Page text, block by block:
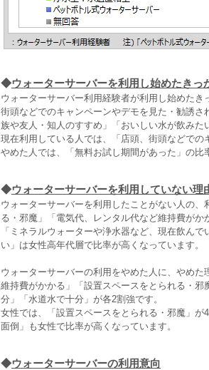
◆ウォーターサーバーを利用し始めたきっ
ウォーターサーバー利用経験者が利用し始めた
街頭などでのキャンペーンやデモを見た・勧誘
族や友人・知人のすすめ」「おいしい水が飲みた
現在利用している人では、「店頭、街頭などで
やめた人では、「無料お試し期間があった」の比
◆ウォーターサーバーを利用していない理
ウォーターサーバーを利用したことがない人の
る・邪魔」「電気代、レンタル代など維持費が
「ミネラルウォーターや浄水器など、現在飲ん
い」は女性高年代層で比率が高くなっています。
ウォーターサーバーの利用をやめた人に、やめ
維持費がかかる」「設置スペースをとられる・
分」「水道水で十分」が各2割強です。
女性では、「設置スペースをとられる・邪魔」
面倒」も女性で比率が高くなっています。
◆ウォーターサーバーの利用意向